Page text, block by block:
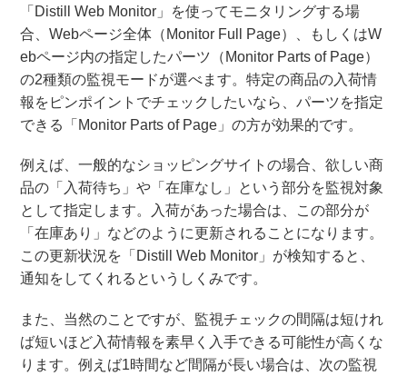
「Distill Web Monitor」を使ってモニタリングする場
合、Webページ全体（Monitor Full Page）、もしくはW
ebページ内の指定したパーツ（Monitor Parts of Page）
の2種類の監視モードが選べます。特定の商品の入荷情
報をピンポイントでチェックしたいなら、パーツを指定
できる「Monitor Parts of Page」の方が効果的です。
例えば、一般的なショッピングサイトの場合、欲しい商
品の「入荷待ち」や「在庫なし」という部分を監視対象
として指定します。入荷があった場合は、この部分が
「在庫あり」などのように更新されることになります。
この更新状況を「Distill Web Monitor」が検知すると、
通知をしてくれるというしくみです。
また、当然のことですが、監視チェックの間隔は短けれ
ば短いほど入荷情報を素早く入手できる可能性が高くな
ります。例えば1時間など間隔が長い場合は、次の監視